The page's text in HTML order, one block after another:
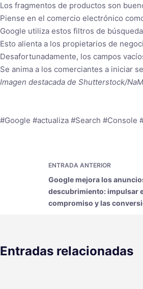
Los fragmentos de productos son
Piense en el comercio electrónico
Google utiliza estos filtros de
Esto alienta a los propietarios de
Desafortunadamente, los campos
Se anima a los comerciantes a iniciar
Imagen destacada de Shutterstock/
#Google #actualiza #Search
ENTRADA ANTERIOR
Google mejora los
descubrimiento: impulsar
compromiso y las
Entradas relacionadas